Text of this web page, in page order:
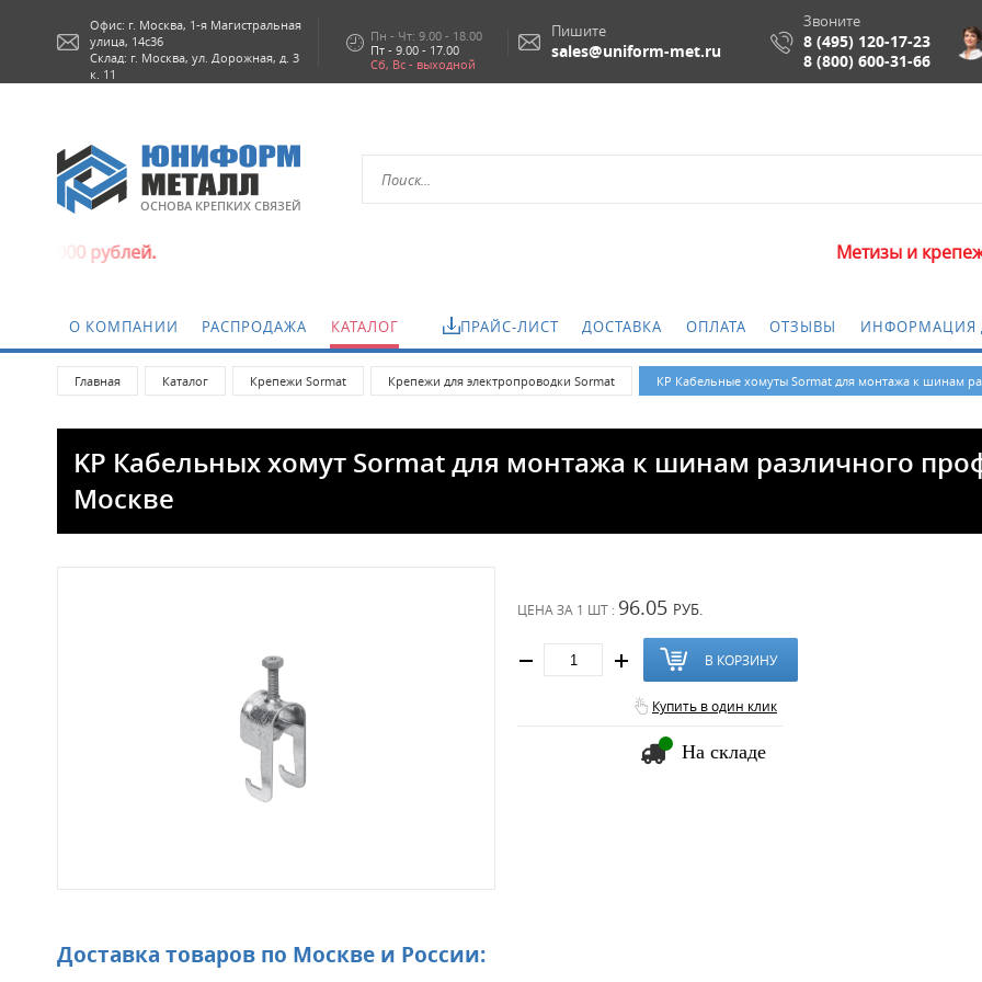
Офис: г. Москва, 1-я Магистральная
улица, 14с36
Склад: г. Москва, ул. Дорожная, д. 3
к. 11
Пн - Чт: 9.00 - 18.00
Пт - 9.00 - 17.00
Сб, Вс - выходной
Пишите
sales@uniform-met.ru
Звоните
8 (495) 120-17-23
8 (800) 600-31-66
ОСНОВА КРЕПКИХ СВЯЗЕЙ
Метизы и крепежные
О КОМПАНИИ РАСПРОДАЖА КАТАЛОГ ПРАЙС-ЛИСТ ДОСТАВКА ОПЛАТА ОТЗЫВЫ ИНФОРМАЦИЯ
Главная Каталог Крепежи Sormat Крепежи для электропроводки Sormat КР Кабельные хомуты Sormat для монтажа к шинам
KP Кабельных хомут Sormat для монтажа к шинам различного
Москве
ЦЕНА ЗА 1 ШТ : 96.05 РУБ.
В КОРЗИНУ
Купить в один клик
На складе
Доставка товаров по Москве и России: